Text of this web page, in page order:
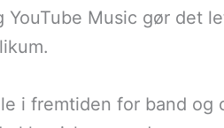
Music gør det
i fremtiden for band